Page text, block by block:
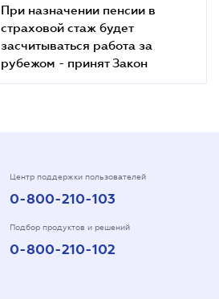
При назначении пенсии в
страховой стаж будет
засчитываться работа за
рубежом - принят Закон
Центр поддержки пользователей
0-800-210-103
Подбор продуктов и решений
0-800-210-102